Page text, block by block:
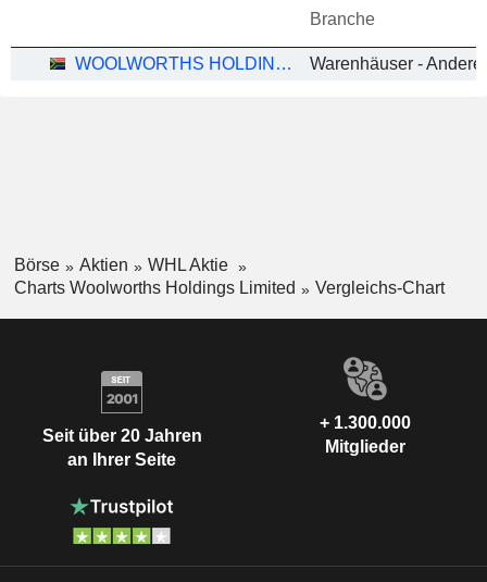
Branche
WOOLWORTHS HOLDINGS LIMITED Warenhäuser - Andere
Börse Aktien
WHL Aktie
Charts Woolworths Holdings Limited
Vergleichs-Chart
Seit über 20 Jahren
an Ihrer Seite
+ 1.300.000
Mitglieder